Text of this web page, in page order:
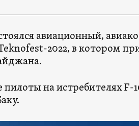
авиационный,
2022, в котором
на истребителях